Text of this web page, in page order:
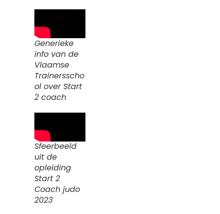
Generieke
info van de
Vlaamse
Trainersscho
ol over Start
2 coach
Sfeerbeeld
uit de
opleiding
Start 2
Coach judo
2023